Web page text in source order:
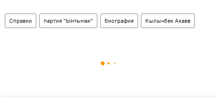
Справки партия "Ынтымак" биография Кылычбек Акаев